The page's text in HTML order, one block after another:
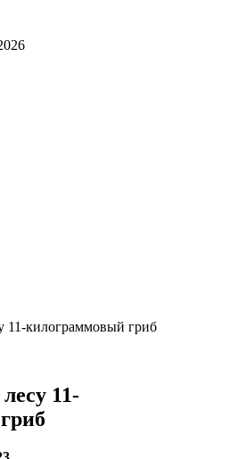
11-килограммовый гриб
11-